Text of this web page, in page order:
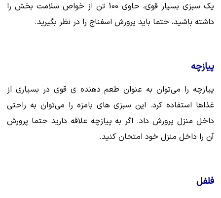
یک سبزی بسیار قوی، حاوی 100 تن از خواص سلامت بخش را
داشته باشید، حتما باید پرورش اسفناج را در نظر بگیرید.
پیازچه
پیازچه را می‌توان به عنوان طعم دهنده ی قوی در بسیاری از
غذاها استفاده کرد. این سبزی های بامزه را می‌توان به راحتی
داخل منزل پرورش داد. اگر به پیازچه علاقه دارید حتما پرورش
آن را داخل منزل خود امتحان کنید.
فلفل